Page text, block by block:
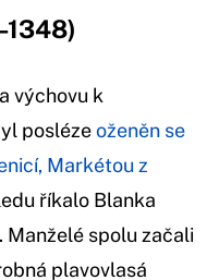
výchovu k
poslézeoženěn se
Markétou z
říkalo Blanka
Manželé spolu začali
plavovlasá